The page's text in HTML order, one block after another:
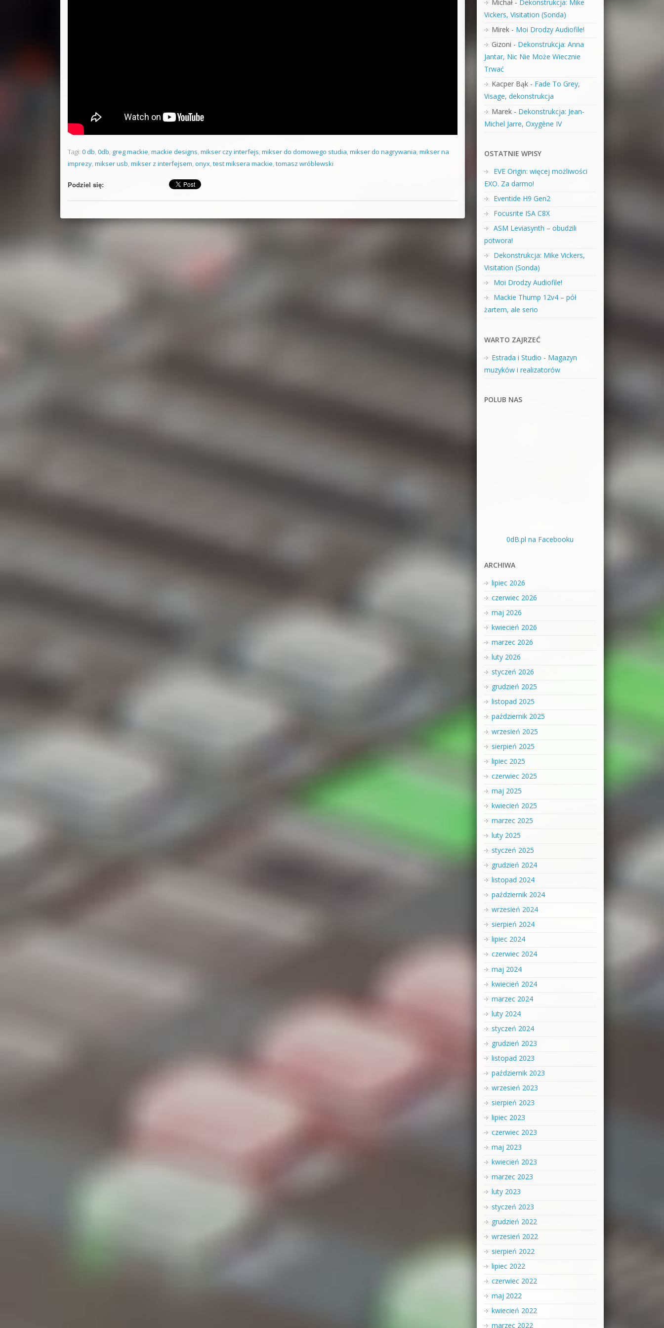
Tagi: 0 db, 0db, greg mackie, mackie designs, mikser czy interfejs, mikser do domowego studia, mikser do nagrywania, mikser na
imprezy, mikser usb, mikser z interfejsem, onyx, test miksera mackie, tomasz wróblewski
Podziel się:
Michał- Dekonstrukcja: Mike
Vickers, Visitation (Sonda)
Mirek- Moi Drodzy Audiofile!
Gizoni - Dekonstrukcja: Anna
Jantar, Nic Nie Może Wiecznie
Trwać
Kacper Bąk- Fade To Grey,
Visage, dekonstrukcja
Marek- Dekonstrukcja: Jean-
Michel Jarre, Oxygène IV
OSTATNIE WPISY
EVE Origin: więcej możliwości
EXO. Za darmo!
Eventide H9 Gen2
Focusrite ISA C8X
ASM Leviasynth – obudzili
potwora!
Dekonstrukcja: Mike Vickers,
Visitation (Sonda)
Moi Drodzy Audiofile!
Mackie Thump 12v4 – pół
żartem, ale serio
WARTO ZAJRZEĆ
Estrada i Studio - Magazyn
muzyków i realizatorów
POLUB NAS
0dB.pl na Facebooku
ARCHIWA
lipiec 2026
czerwiec 2026
maj 2026
kwiecień 2026
marzec 2026
luty 2026
styczeń 2026
grudzień 2025
listopad 2025
październik 2025
wrzesień 2025
sierpień 2025
lipiec 2025
czerwiec 2025
maj 2025
kwiecień 2025
marzec 2025
luty 2025
styczeń 2025
grudzień 2024
listopad 2024
październik 2024
wrzesień 2024
sierpień 2024
lipiec 2024
czerwiec 2024
maj 2024
kwiecień 2024
marzec 2024
luty 2024
styczeń 2024
grudzień 2023
listopad 2023
październik 2023
wrzesień 2023
sierpień 2023
lipiec 2023
czerwiec 2023
maj 2023
kwiecień 2023
marzec 2023
luty 2023
styczeń 2023
grudzień 2022
wrzesień 2022
sierpień 2022
lipiec 2022
czerwiec 2022
maj 2022
kwiecień 2022
marzec 2022